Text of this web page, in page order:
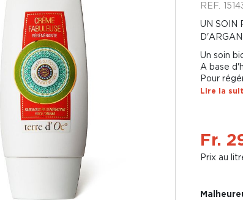
REF.
UN SOIN
D'ARGAN
Un soin
A base
Pour
Lire la
Fr.
Prix au